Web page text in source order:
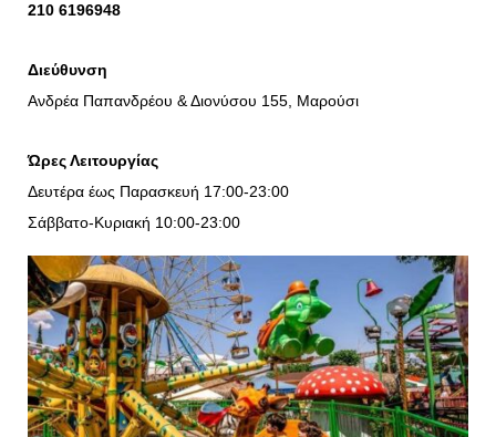
210 6196948
Διεύθυνση
Ανδρέα Παπανδρέου & Διονύσου 155, Μαρούσι
Ώρες Λειτουργίας
Δευτέρα έως Παρασκευή 17:00-23:00
Σάββατο-Κυριακή 10:00-23:00